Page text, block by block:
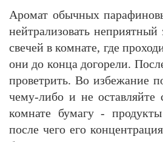
Аромат обычных
нейтрализовать
свечей в комнате, где
они до конца догорели.
проветрить. Во избежание
чему-либо и не
комнате бумагу -
после чего его